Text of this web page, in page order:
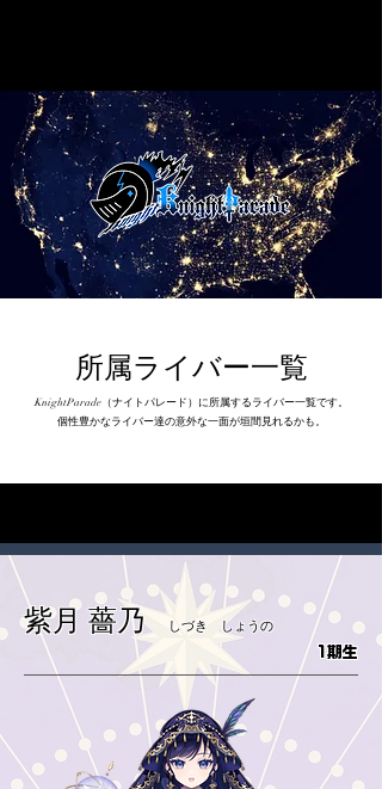
所属ライバー一覧
KnightParade（ナイトパレード）に所属するライバー一覧です。
​個性豊かなライバー達の意外な一面が垣間見れるかも。
紫月 薔乃 しづき しょうの
1期生